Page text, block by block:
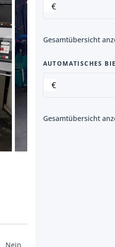
Nächster Artikel
€
Gesamtübersicht
AUTOMATISCHES
€
Gesamtübersicht
Nein